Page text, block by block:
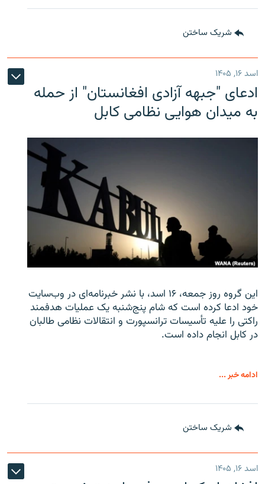
شریک ساختن
اسد ۱۶, ۱۴۰۵
ادعای "جبهه آزادی افغانستان" از حمله
به میدان هوایی نظامی کابل
این گروه روز جمعه، ۱۶ اسد، با نشر خبرنامه‌ای در وب‌سایت
خود ادعا کرده است که شام پنج‌شنبه یک عملیات هدفمند
راکتی را علیه تأسیسات ترانسپورت و انتقالات نظامی طالبان
در کابل انجام داده است.
ادامه خبر ...
شریک ساختن
اسد ۱۶, ۱۴۰۵